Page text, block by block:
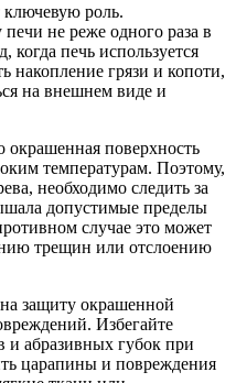
ключевую роль.
не реже одного раза в
печь используется
накопление грязи и копоти,
на внешнем виде и
окрашенная поверхность
температурам. Поэтому,
необходимо следить за
допустимые пределы
случае это может
трещин или отслоению
защиту окрашенной
Избегайте
и абразивных губок при
царапины и повреждения